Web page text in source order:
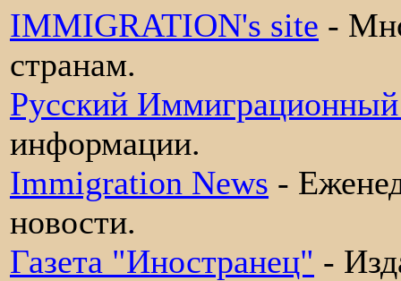
IMMIGRATION's site -
странам.
Русский
информации.
Immigration News -
новости.
Газета "Иностранец" -